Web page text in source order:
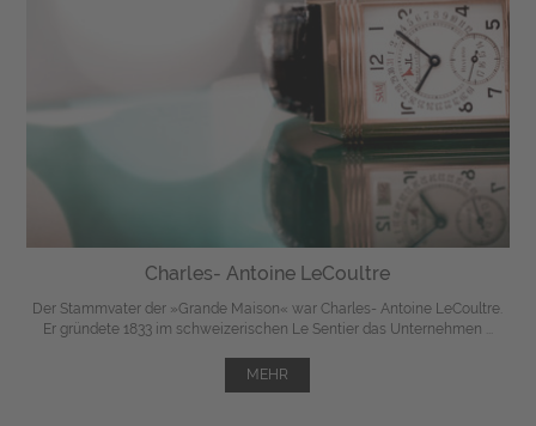
Charles- Antoine LeCoultre
Der Stammvater der »Grande Maison« war Charles- Antoine LeCoultre.
Er gründete 1833 im schweizerischen Le Sentier das Unternehmen ...
MEHR